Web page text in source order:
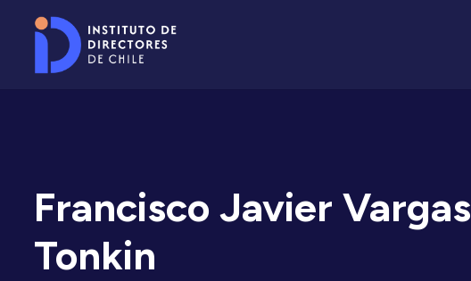
Francisco Javier Vargas
Tonkin